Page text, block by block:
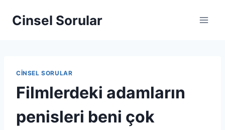
Cinsel Sorular
CINSEL SORULAR
Filmlerdeki adamların
penisleri beni çok